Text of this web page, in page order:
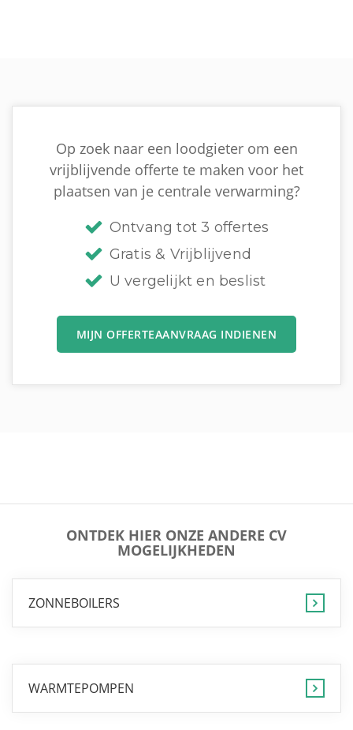
Op zoek naar een loodgieter om een
vrijblijvende offerte te maken voor het
plaatsen van je centrale verwarming?
Ontvang tot 3 offertes
Gratis & Vrijblijvend
U vergelijkt en beslist
MIJN OFFERTEAANVRAAG INDIENEN
ONTDEK HIER ONZE ANDERE CV
MOGELIJKHEDEN
ZONNEBOILERS
WARMTEPOMPEN